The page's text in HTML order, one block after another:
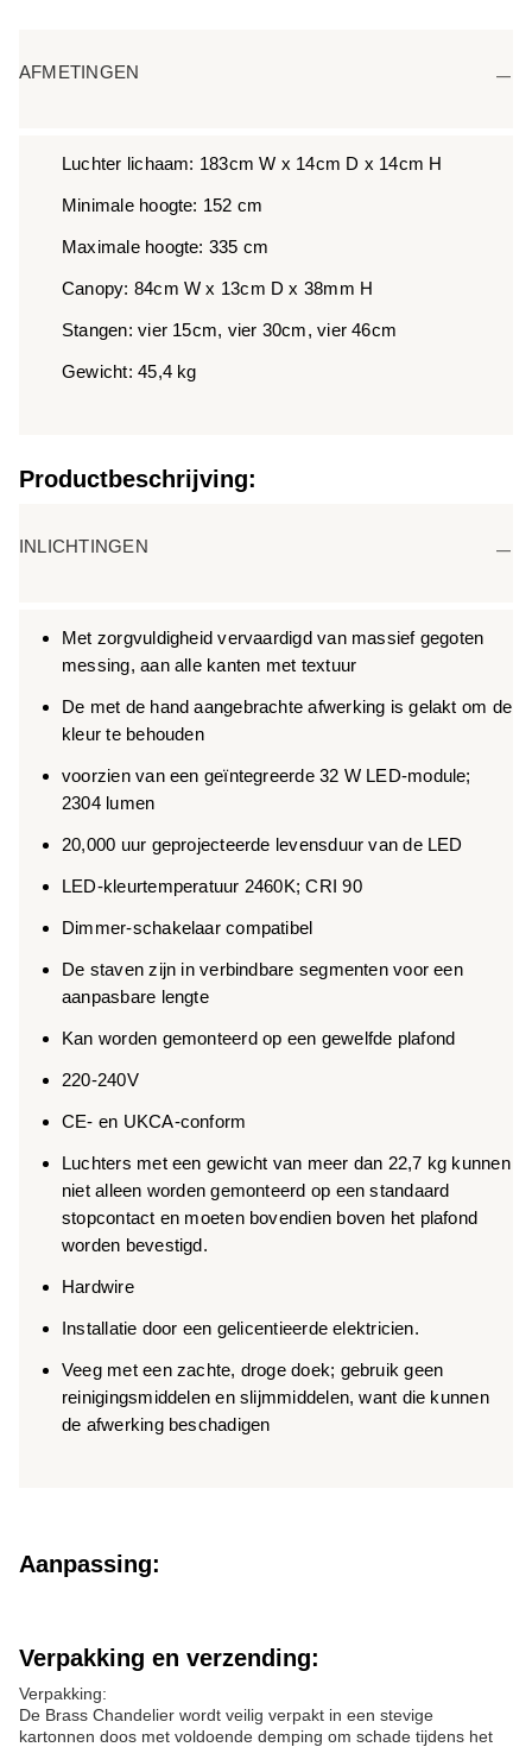
AFMETINGEN
Luchter lichaam: 183cm W x 14cm D x 14cm H
Minimale hoogte: 152 cm
Maximale hoogte: 335 cm
Canopy: 84cm W x 13cm D x 38mm H
Stangen: vier 15cm, vier 30cm, vier 46cm
Gewicht: 45,4 kg
Productbeschrijving:
INLICHTINGEN
Met zorgvuldigheid vervaardigd van massief gegoten
messing, aan alle kanten met textuur
De met de hand aangebrachte afwerking is gelakt om de
kleur te behouden
voorzien van een geïntegreerde 32 W LED-module;
2304 lumen
20,000 uur geprojecteerde levensduur van de LED
LED-kleurtemperatuur 2460K; CRI 90
Dimmer-schakelaar compatibel
De staven zijn in verbindbare segmenten voor een
aanpasbare lengte
Kan worden gemonteerd op een gewelfde plafond
220-240V
CE- en UKCA-conform
Luchters met een gewicht van meer dan 22,7 kg kunnen
niet alleen worden gemonteerd op een standaard
stopcontact en moeten bovendien boven het plafond
worden bevestigd.
Hardwire
Installatie door een gelicentieerde elektricien.
Veeg met een zachte, droge doek; gebruik geen
reinigingsmiddelen en slijmmiddelen, want die kunnen
de afwerking beschadigen
Aanpassing:
Verpakking en verzending:
Verpakking:
De Brass Chandelier wordt veilig verpakt in een stevige
kartonnen doos met voldoende demping om schade tijdens het